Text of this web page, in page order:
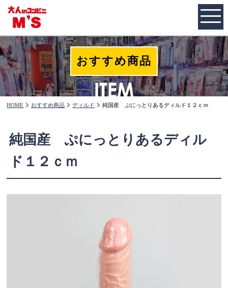
おすすめ商品
HOME おすすめ商品 ディルド 純国産 ぷにっとりあるディルド１２ｃｍ
純国産 ぷにっとりあるディル
ド１２ｃｍ